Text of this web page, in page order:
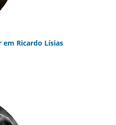
Ricardo Lísias